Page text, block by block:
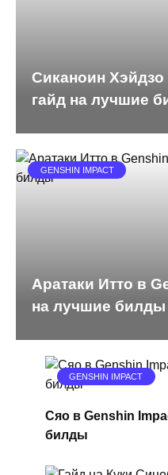
Сиканоин
гайд на лучшие
GENSHIN IMPACT
Аратаки Итто в
на лучшие билды
GENSHIN IMPACT
Сяо в Genshin
билды